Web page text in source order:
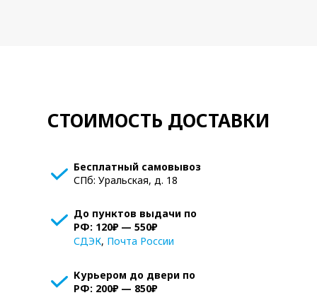
СТОИМОСТЬ ДОСТАВКИ
До пунктов выдачи по
РФ: 120₽ — 550₽
СДЭК, Почта России
Курьером до двери по
РФ: 200₽ — 850₽
Бесплатный самовывоз
СПб: Уральская, д. 18